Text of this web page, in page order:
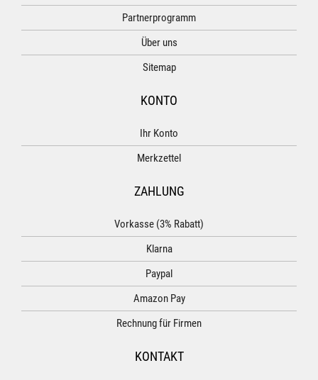
Partnerprogramm
Über uns
Sitemap
KONTO
Ihr Konto
Merkzettel
ZAHLUNG
Vorkasse (3% Rabatt)
Klarna
Paypal
Amazon Pay
Rechnung für Firmen
KONTAKT